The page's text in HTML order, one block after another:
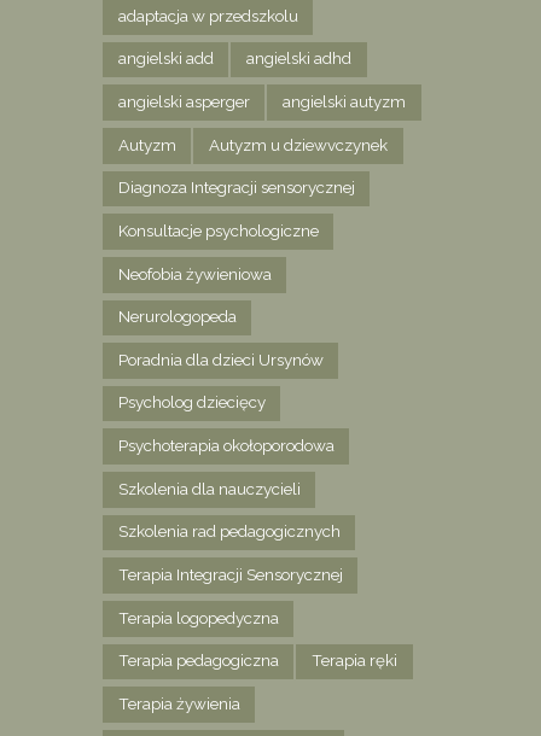
adaptacja w przedszkolu
angielski add angielski adhd
angielski asperger angielski autyzm
Autyzm Autyzm u dziewvczynek
Diagnoza Integracji sensorycznej
Konsultacje psychologiczne
Neofobia żywieniowa
Nerurologopeda
Poradnia dla dzieci Ursynów
Psycholog dziecięcy
Psychoterapia okołoporodowa
Szkolenia dla nauczycieli
Szkolenia rad pedagogicznych
Terapia Integracji Sensorycznej
Terapia logopedyczna
Terapia pedagogiczna Terapia ręki
Terapia żywienia